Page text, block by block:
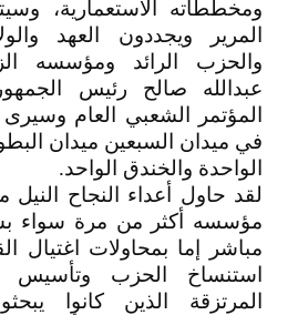
ومخططاته الاستعمارية،
المرير ويجددون العهد
والحزب الرائد ومؤسسه
عبدالله صالح رئيس
المؤتمر الشعبي العام
في ميدان السبعين ميدان
الواحدة والخندق الواحد.
لقد حاول أعداء النجاح
مؤسسه أكثر من مرة سواء
مباشر إما بمحاولات اغتيال
استنساخ الحزب وتأسيس
المرتزقة الذين كانوا